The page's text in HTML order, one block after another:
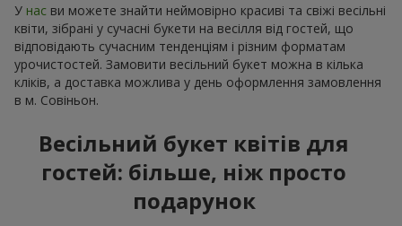
У нас ви можете знайти неймовірно красиві та свіжі весільні
квіти, зібрані у сучасні букети на весілля від гостей, що
відповідають сучасним тенденціям і різним форматам
урочистостей. Замовити весільний букет можна в кілька
кліків, а доставка можлива у день оформлення замовлення
в м. Совіньон.
Весільний букет квітів для
гостей: більше, ніж просто
подарунок